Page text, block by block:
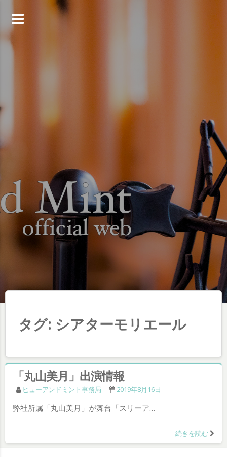
テ
ン
ッ
プ
タグ: シアターモリエール
「丸山美月」出演情報
ヒューアンドミント事務局 2019年8月16日
弊社所属「丸山美月」が舞台「スリーア…
続きを読む